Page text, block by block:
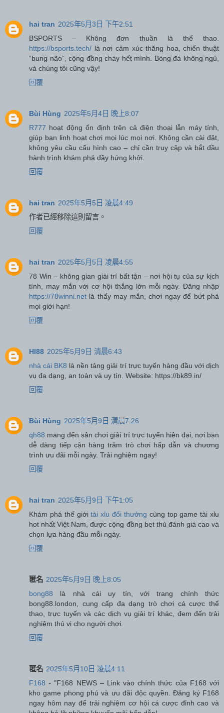
hai tran 2025年5月3日 下午2:51
BSPORTS – Không đơn thuần là thể thao.
https://bsports.tech/ là nơi cảm xúc thăng hoa, chiến thuật
“bung não”, cộng đồng cháy hết mình. Bóng đá không ngủ,
và chúng tôi cũng vậy!
回覆
Bùi Hùng 2025年5月4日 晚上8:07
R777 hoạt động ổn định trên cả điện thoại lẫn máy tính,
giúp bạn linh hoạt chơi mọi lúc mọi nơi. Không cần cài đặt,
không yêu cầu cấu hình cao – chỉ cần truy cập và bắt đầu
hành trình khám phá đầy hứng khởi.
回覆
hai tran 2025年5月5日 凌晨4:49
作者已經移除這則留言。
回覆
hai tran 2025年5月5日 凌晨4:55
78 Win – không gian giải trí bất tận – nơi hội tụ của sự kịch
tính, may mắn với cơ hội thắng lớn mỗi ngày. Đăng nhập
https://78winni.net là thấy may mắn, chơi ngay để bứt phá
mọi giới hạn!
回覆
HI88 2025年5月9日 清晨6:43
nhà cái BK8 là nền tảng giải trí trực tuyến hàng đầu với dịch
vụ đa dạng, an toàn và uy tín. Website: https://bk89.in/
回覆
Bùi Hùng 2025年5月9日 清晨7:26
qh88 mang đến sân chơi giải trí trực tuyến hiện đại, nơi bạn
dễ dàng tiếp cận hàng trăm trò chơi hấp dẫn và chương
trình ưu đãi mỗi ngày. Trải nghiệm ngay!
回覆
hai tran 2025年5月9日 下午1:05
Khám phá thế giớitài xỉu đổi thưởng cùng top game tài xỉu
hot nhất Việt Nam, được cộng đồng bet thủ đánh giá cao và
chọn lựa hàng đầu mỗi ngày.
回覆
匿名 2025年5月9日 晚上8:05
bong88 là nhà cái uy tín, với trang chính thức
bong88.london, cung cấp đa dạng trò chơi cá cược thể
thao, trực tuyến và các dịch vụ giải trí khác, đem đến trải
nghiệm thú vị cho người chơi.
回覆
匿名 2025年5月10日 凌晨4:11
F168 - "F168 NEWS – Link vào chính thức của F168 với
kho game phong phú và ưu đãi độc quyền. Đăng ký F168
ngay hôm nay để trải nghiệm cơ hội cá cược đỉnh cao và